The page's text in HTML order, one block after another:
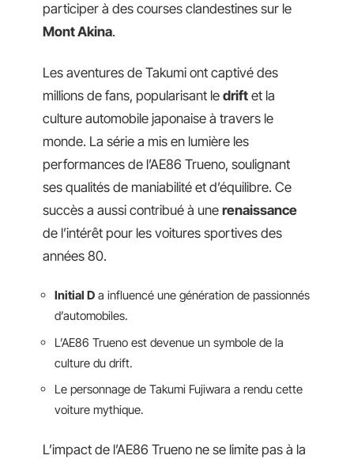
participer à des courses clandestines sur le
Mont Akina.
Les aventures de Takumi ont captivé des
millions de fans, popularisant le drift et la
culture automobile japonaise à travers le
monde. La série a mis en lumière les
performances de l’AE86 Trueno, soulignant
ses qualités de maniabilité et d’équilibre. Ce
succès a aussi contribué à une renaissance
de l’intérêt pour les voitures sportives des
années 80.
Initial D a influencé une génération de passionnés
d’automobiles.
L’AE86 Trueno est devenue un symbole de la
culture du drift.
Le personnage de Takumi Fujiwara a rendu cette
voiture mythique.
L’impact de l’AE86 Trueno ne se limite pas à la